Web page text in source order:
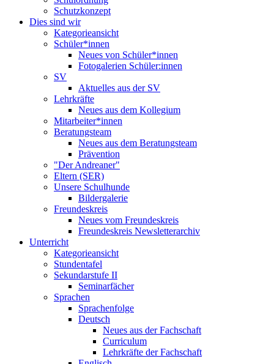
Schutzkonzept
Dies sind wir
Kategorieansicht
Schüler*innen
Neues von Schüler*innen
Fotogalerien Schüler:innen
SV
Aktuelles aus der SV
Lehrkräfte
Neues aus dem Kollegium
Mitarbeiter*innen
Beratungsteam
Neues aus dem Beratungsteam
Prävention
"Der Andreaner"
Eltern (SER)
Unsere Schulhunde
Bildergalerie
Freundeskreis
Neues vom Freundeskreis
Freundeskreis Newsletterarchiv
Unterricht
Kategorieansicht
Stundentafel
Sekundarstufe II
Seminarfächer
Sprachen
Sprachenfolge
Deutsch
Neues aus der Fachschaft
Curriculum
Lehrkräfte der Fachschaft